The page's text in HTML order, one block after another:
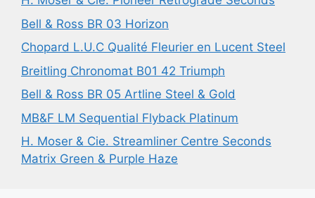
Bell & Ross BR 03 Horizon
Chopard L.U.C Qualité Fleurier en Lucent Steel
Breitling Chronomat B01 42 Triumph
Bell & Ross BR 05 Artline Steel & Gold
MB&F LM Sequential Flyback Platinum
H. Moser & Cie. Streamliner Centre Seconds
Matrix Green & Purple Haze